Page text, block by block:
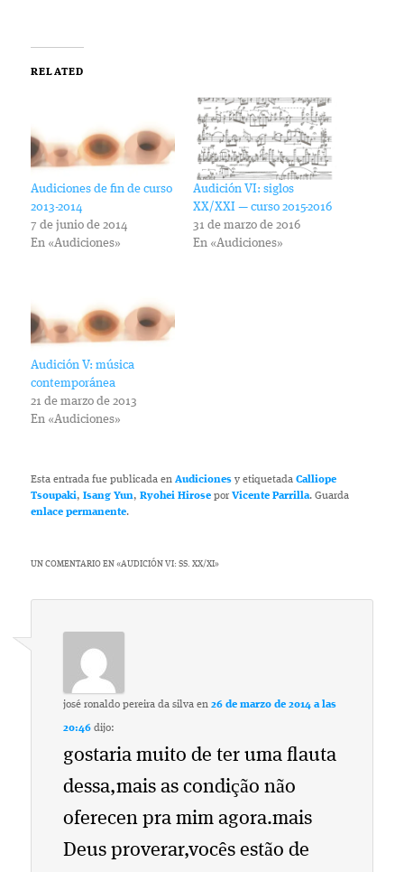
RELATED
Audiciones de fin de curso
2013-2014
7 de junio de 2014
En «Audiciones»
Audición VI: siglos
XX/XXI — curso 2015-2016
31 de marzo de 2016
En «Audiciones»
Audición V: música
contemporánea
21 de marzo de 2013
En «Audiciones»
Esta entrada fue publicada enAudiciones y etiquetadaCalliope
Tsoupaki,Isang Yun,Ryohei Hirose porVicente Parrilla. Guarda
enlace permanente.
UN COMENTARIO EN «AUDICIÓN VI: SS. XX/XI»
josé ronaldo pereira da silva en26 de marzo de 2014 a las
20:46 dijo:
gostaria muito de ter uma flauta
dessa,mais as condição não
oferecen pra mim agora.mais
Deus proverar,vocês estão de